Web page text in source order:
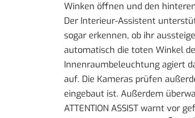
Winken öffnen und den
Der Interieur-Assistent
sogar erkennen, ob ihr
automatisch die toten Winkel
Innenraumbeleuchtung agiert
auf. Die Kameras prüfen
eingebaut ist. Außerdem
ATTENTION ASSIST warnt vor